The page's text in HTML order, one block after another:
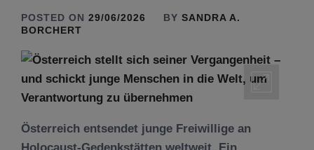
POSTED ON 29/06/2026 BY SANDRA A.
BORCHERT
Österreich entsendet junge Freiwillige an